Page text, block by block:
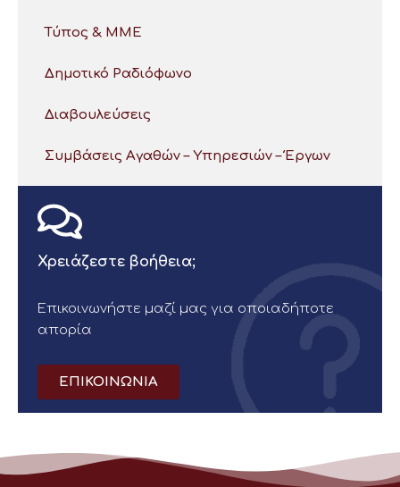
Τύπος & ΜΜΕ
Δημοτικό Ραδιόφωνο
Διαβουλεύσεις
Συμβάσεις Αγαθών – Υπηρεσιών – Έργων
Χρειάζεστε βοήθεια;
Επικοινωνήστε μαζί μας για οποιαδήποτε
απορία
ΕΠΙΚΟΙΝΩΝΙΑ